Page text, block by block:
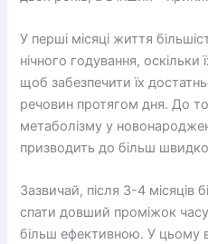
У перші місяці життя
нічного годування,
щоб забезпечити їх
речовин протягом дня. До
метаболізму у
призводить до більш
Зазвичай, після 3-4 місяців
спати довший проміжок
більш ефективною. У цьому